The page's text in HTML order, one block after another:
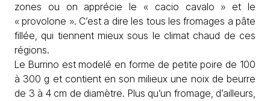
zones ou on apprécie le « cacio cavalo » et le
« provolone ». C’est a dire les tous les fromages a pâte
fillée, qui tiennent mieux sous le climat chaud de ces
régions.
Le Burrino est modelé en forme de petite poire de 100
à 300 g et contient en son milieux une noix de beurre
de 3 à 4 cm de diamètre. Plus qu’un fromage, d’ailleurs,